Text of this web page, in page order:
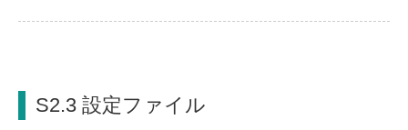
S2.3 設定ファイル